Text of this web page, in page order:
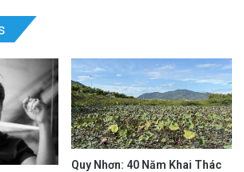
Quy Nhơn: 40 Năm Khai Thác